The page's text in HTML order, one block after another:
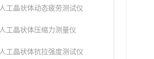
人工晶状体动态疲劳测试仪
人工晶状体压缩力测量仪
人工晶状体抗拉强度测试仪